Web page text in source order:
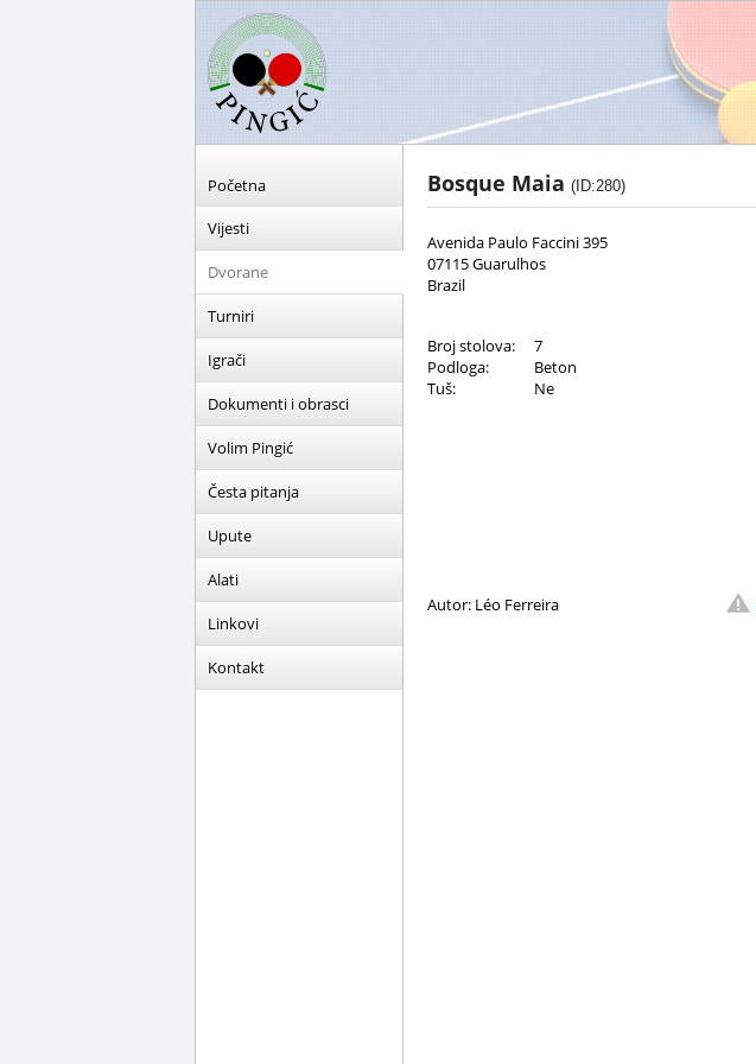
Početna
Vijesti
Dvorane
Turniri
Igrači
Dokumenti i obrasci
Volim Pingić
Česta pitanja
Upute
Alati
Linkovi
Kontakt
Bosque Maia (ID:280)
Avenida Paulo Faccini 395
07115 Guarulhos
Brazil
Broj stolova:
7
Podloga:
Beton
Tuš:
Ne
Autor: Léo Ferreira